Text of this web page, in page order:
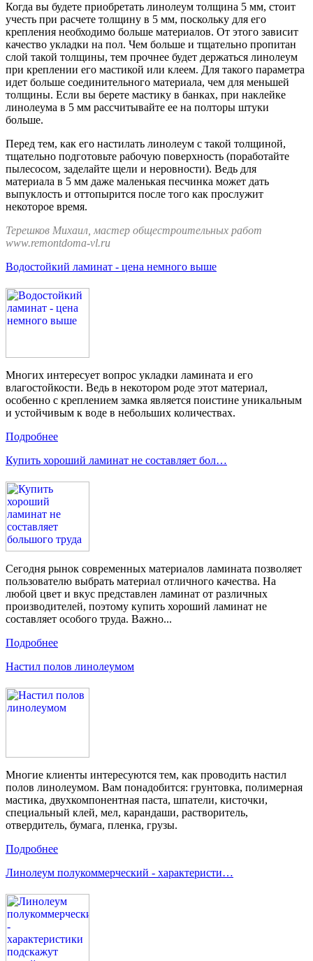
Когда вы будете приобретать линолеум толщина 5 мм, стоит
учесть при расчете толщину в 5 мм, поскольку для его
крепления необходимо больше материалов. От этого зависит
качество укладки на пол. Чем больше и тщательно пропитан
слой такой толщины, тем прочнее будет держаться линолеум
при креплении его мастикой или клеем. Для такого параметра
идет больше соединительного материала, чем для меньшей
толщины. Если вы берете мастику в банках, при наклейке
линолеума в 5 мм рассчитывайте ее на полторы штуки
больше.
Перед тем, как его настилать линолеум с такой толщиной,
тщательно подготовьте рабочую поверхность (поработайте
пылесосом, заделайте щели и неровности). Ведь для
материала в 5 мм даже маленькая песчинка может дать
выпуклость и оттопырится после того как прослужит
некоторое время.
Терешков Михаил, мастер общестроительных работ
www.remontdoma-vl.ru
Водостойкий ламинат - цена немного выше
Многих интересует вопрос укладки ламината и его
влагостойкости. Ведь в некотором роде этот материал,
особенно с креплением замка является поистине уникальным
и устойчивым к воде в небольших количествах.
Подробнее
Купить хороший ламинат не составляет бол…
Сегодня рынок современных материалов ламината позволяет
пользователю выбрать материал отличного качества. На
любой цвет и вкус представлен ламинат от различных
производителей, поэтому купить хороший ламинат не
составляет особого труда. Важно...
Подробнее
Настил полов линолеумом
Многие клиенты интересуются тем, как проводить настил
полов линолеумом. Вам понадобится: грунтовка, полимерная
мастика, двухкомпонентная паста, шпатели, кисточки,
специальный клей, мел, карандаши, растворитель,
отвердитель, бумага, пленка, грузы.
Подробнее
Линолеум полукоммерческий - характеристи…